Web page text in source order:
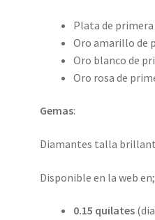
Plata de
Oro amarillo de
Oro blanco de
Oro rosa de
Gemas:
Diamantes talla
Disponible en la web en;
0.15 quilates